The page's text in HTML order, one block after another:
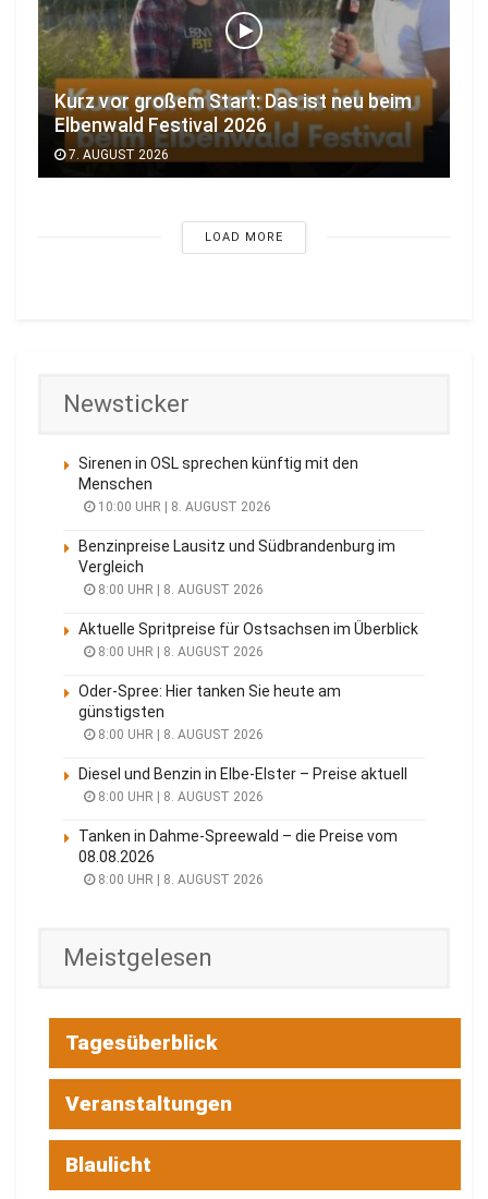
Kurz vor großem Start: Das ist neu beim
Elbenwald Festival 2026
7. AUGUST 2026
LOAD MORE
Newsticker
Sirenen in OSL sprechen künftig mit den
Menschen
10:00 UHR | 8. AUGUST 2026
Benzinpreise Lausitz und Südbrandenburg im
Vergleich
8:00 UHR | 8. AUGUST 2026
Aktuelle Spritpreise für Ostsachsen im Überblick
8:00 UHR | 8. AUGUST 2026
Oder-Spree: Hier tanken Sie heute am
günstigsten
8:00 UHR | 8. AUGUST 2026
Diesel und Benzin in Elbe-Elster – Preise aktuell
8:00 UHR | 8. AUGUST 2026
Tanken in Dahme-Spreewald – die Preise vom
08.08.2026
8:00 UHR | 8. AUGUST 2026
Meistgelesen
Tagesüberblick
Veranstaltungen
Blaulicht